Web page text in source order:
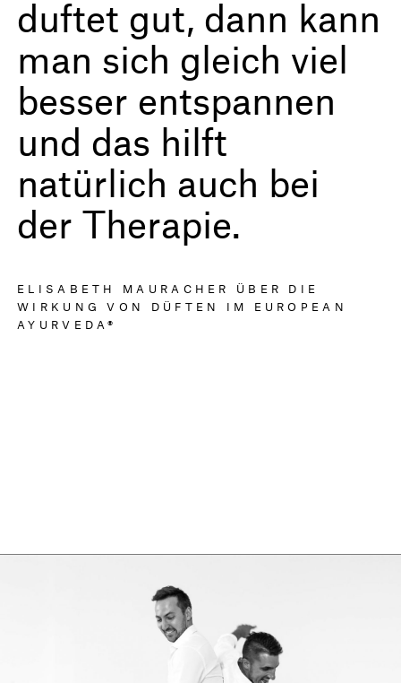
duftet gut, dann kann
man sich gleich viel
besser entspannen
und das hilft
natürlich auch bei
der Therapie.
ELISABETH MAURACHER ÜBER DIE
WIRKUNG VON DÜFTEN IM EUROPEAN
AYURVEDA®